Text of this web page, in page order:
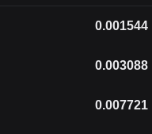
0.001544
0.003088
0.007721